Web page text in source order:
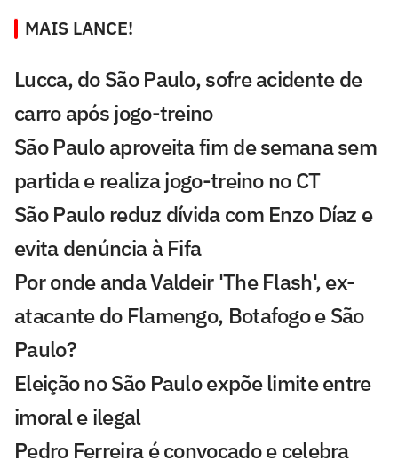
MAIS LANCE!
Lucca, do São Paulo, sofre acidente de
carro após jogo-treino
São Paulo aproveita fim de semana sem
partida e realiza jogo-treino no CT
São Paulo reduz dívida com Enzo Díaz e
evita denúncia à Fifa
Por onde anda Valdeir 'The Flash', ex-
atacante do Flamengo, Botafogo e São
Paulo?
Eleição no São Paulo expõe limite entre
imoral e ilegal
Pedro Ferreira é convocado e celebra